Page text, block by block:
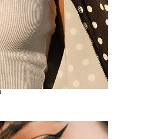
the whole jewelry